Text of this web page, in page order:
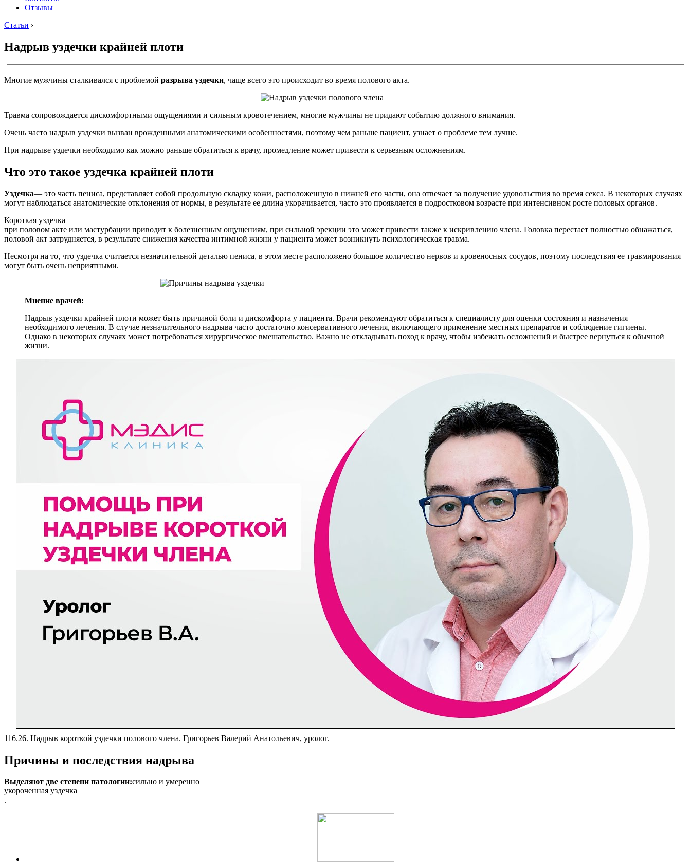
Отзывы
Статьи ›
Надрыв уздечки крайней плоти
Многие мужчины сталкивался с проблемой разрыва уздечки, чаще всего это происходит во время полового акта.
Травма сопровождается дискомфортными ощущениями и сильным кровотечением, многие мужчины не придают событию должного внимания.
Очень часто надрыв уздечки вызван врожденными анатомическими особенностями, поэтому чем раньше пациент, узнает о проблеме тем лучше.
При надрыве уздечки необходимо как можно раньше обратиться к врачу, промедление может привести к серьезным осложнениям.
Что это такое уздечка крайней плоти
Уздечка— это часть пениса, представляет собой продольную складку кожи, расположенную в нижней его части, она отвечает за получение удовольствия во время секса. В некоторых случаях
могут наблюдаться анатомические отклонения от нормы, в результате ее длина укорачивается, часто это проявляется в подростковом возрасте при интенсивном росте половых органов.
Короткая уздечка
при половом акте или мастурбации приводит к болезненным ощущениям, при сильной эрекции это может привести также к искривлению члена. Головка перестает полностью обнажаться,
половой акт затрудняется, в результате снижения качества интимной жизни у пациента может возникнуть психологическая травма.
Несмотря на то, что уздечка считается незначительной деталью пениса, в этом месте расположено большое количество нервов и кровеносных сосудов, поэтому последствия ее травмирования
могут быть очень неприятными.
Мнение врачей:
Надрыв уздечки крайней плоти может быть причиной боли и дискомфорта у пациента. Врачи рекомендуют обратиться к специалисту для оценки состояния и назначения
необходимого лечения. В случае незначительного надрыва часто достаточно консервативного лечения, включающего применение местных препаратов и соблюдение гигиены.
Однако в некоторых случаях может потребоваться хирургическое вмешательство. Важно не откладывать поход к врачу, чтобы избежать осложнений и быстрее вернуться к обычной
жизни.
116.26. Надрыв короткой уздечки полового члена. Григорьев Валерий Анатольевич, уролог.
Причины и последствия надрыва
Выделяют две степени патологии:сильно и умеренно
укороченная уздечка
.